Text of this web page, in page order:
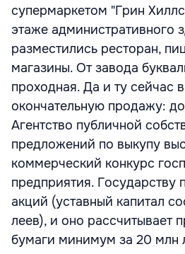
супермаркетом "Грин
этаже административного
разместились ресторан,
магазины. От завода
проходная. Да и ту сейчас
окончательную продажу: до
Агентство публичной
предложений по выкупу
коммерческий конкурс
предприятия. Государству
акций (уставный капитал
леев), и оно рассчитывает
бумаги минимум за 20 млн